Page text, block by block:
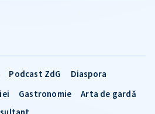
Podcast ZdG
Diaspora
Gastronomie
Arta de gardă